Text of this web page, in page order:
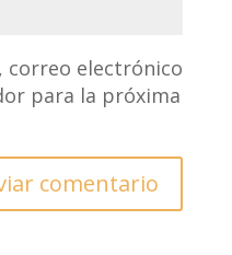
correo electrónico
para la próxima